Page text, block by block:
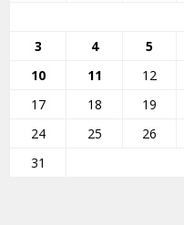
3
4 5
10
11 12
17
18 19
24
25 26
31